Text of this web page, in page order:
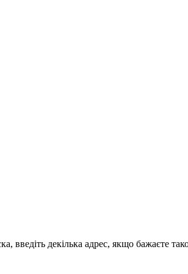
введіть декілька адрес, якщо бажаєте